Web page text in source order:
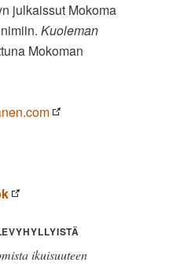
julkaissut Mokoma
nimiin.Kuoleman
Mokoman
ikuisuuteen